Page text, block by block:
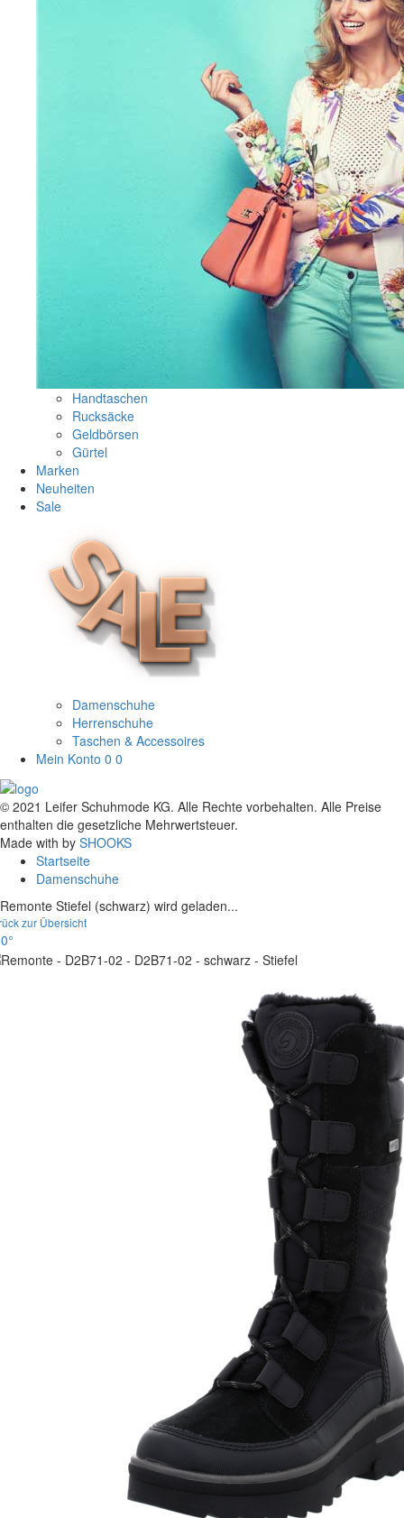
Handtaschen
Rucksäcke
Geldbörsen
Gürtel
Marken
Neuheiten
Sale
Damenschuhe
Herrenschuhe
Taschen & Accessoires
Mein Konto 0 0
© 2021 Leifer Schuhmode KG. Alle Rechte vorbehalten. Alle Preise
enthalten die gesetzliche Mehrwertsteuer.
Made with by SHOOKS
Startseite
Damenschuhe
Remonte Stiefel (schwarz) wird geladen...
zur Übersicht